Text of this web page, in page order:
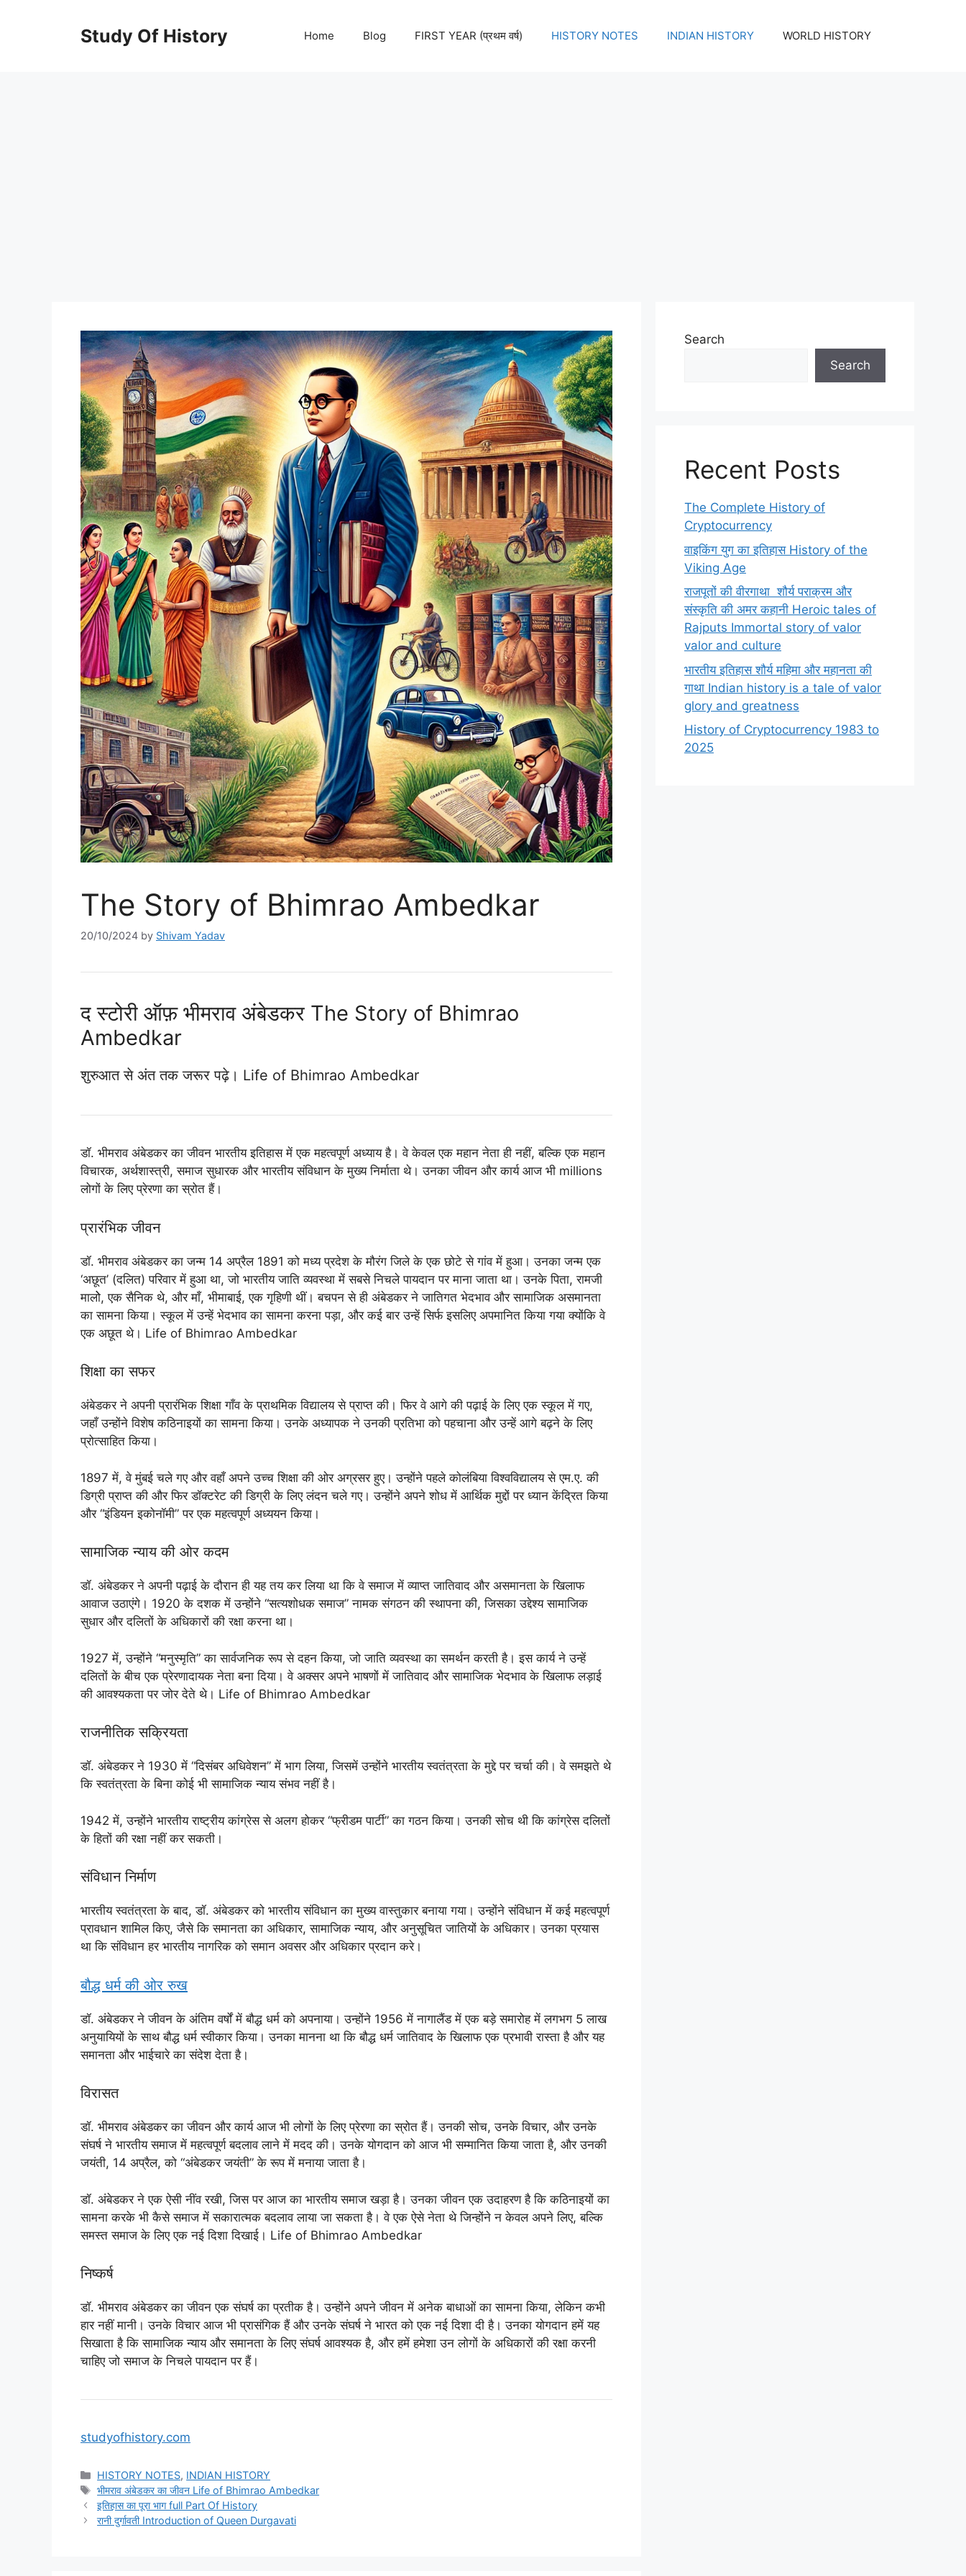
Study Of History Home Blog FIRST YEAR (प्रथम वर्ष) HISTORY NOTES INDIAN HISTORY WORLD HISTORY
The Story of Bhimrao Ambedkar
20/10/2024 by Shivam Yadav
द स्टोरी ऑफ़ भीमराव अंबेडकर The Story of Bhimrao
Ambedkar
शुरुआत से अंत तक जरूर पढ़े। Life of Bhimrao Ambedkar
डॉ. भीमराव अंबेडकर का जीवन भारतीय इतिहास में एक महत्वपूर्ण अध्याय है। वे केवल एक महान नेता ही नहीं, बल्कि एक महान
विचारक, अर्थशास्त्री, समाज सुधारक और भारतीय संविधान के मुख्य निर्माता थे। उनका जीवन और कार्य आज भी millions
लोगों के लिए प्रेरणा का स्रोत हैं।
प्रारंभिक जीवन
डॉ. भीमराव अंबेडकर का जन्म 14 अप्रैल 1891 को मध्य प्रदेश के मौरंग जिले के एक छोटे से गांव में हुआ। उनका जन्म एक
‘अछूत’ (दलित) परिवार में हुआ था, जो भारतीय जाति व्यवस्था में सबसे निचले पायदान पर माना जाता था। उनके पिता, रामजी
मालोे, एक सैनिक थे, और माँ, भीमाबाई, एक गृहिणी थीं। बचपन से ही अंबेडकर ने जातिगत भेदभाव और सामाजिक असमानता
का सामना किया। स्कूल में उन्हें भेदभाव का सामना करना पड़ा, और कई बार उन्हें सिर्फ इसलिए अपमानित किया गया क्योंकि वे
एक अछूत थे। Life of Bhimrao Ambedkar
शिक्षा का सफर
अंबेडकर ने अपनी प्रारंभिक शिक्षा गाँव के प्राथमिक विद्यालय से प्राप्त की। फिर वे आगे की पढ़ाई के लिए एक स्कूल में गए,
जहाँ उन्होंने विशेष कठिनाइयों का सामना किया। उनके अध्यापक ने उनकी प्रतिभा को पहचाना और उन्हें आगे बढ़ने के लिए
प्रोत्साहित किया।
1897 में, वे मुंबई चले गए और वहाँ अपने उच्च शिक्षा की ओर अग्रसर हुए। उन्होंने पहले कोलंबिया विश्वविद्यालय से एम.ए. की
डिग्री प्राप्त की और फिर डॉक्टरेट की डिग्री के लिए लंदन चले गए। उन्होंने अपने शोध में आर्थिक मुद्दों पर ध्यान केंद्रित किया
और “इंडियन इकोनॉमी” पर एक महत्वपूर्ण अध्ययन किया।
सामाजिक न्याय की ओर कदम
डॉ. अंबेडकर ने अपनी पढ़ाई के दौरान ही यह तय कर लिया था कि वे समाज में व्याप्त जातिवाद और असमानता के खिलाफ
आवाज उठाएंगे। 1920 के दशक में उन्होंने “सत्यशोधक समाज” नामक संगठन की स्थापना की, जिसका उद्देश्य सामाजिक
सुधार और दलितों के अधिकारों की रक्षा करना था।
1927 में, उन्होंने “मनुस्मृति” का सार्वजनिक रूप से दहन किया, जो जाति व्यवस्था का समर्थन करती है। इस कार्य ने उन्हें
दलितों के बीच एक प्रेरणादायक नेता बना दिया। वे अक्सर अपने भाषणों में जातिवाद और सामाजिक भेदभाव के खिलाफ लड़ाई
की आवश्यकता पर जोर देते थे। Life of Bhimrao Ambedkar
राजनीतिक सक्रियता
डॉ. अंबेडकर ने 1930 में “दिसंबर अधिवेशन” में भाग लिया, जिसमें उन्होंने भारतीय स्वतंत्रता के मुद्दे पर चर्चा की। वे समझते थे
कि स्वतंत्रता के बिना कोई भी सामाजिक न्याय संभव नहीं है।
1942 में, उन्होंने भारतीय राष्ट्रीय कांग्रेस से अलग होकर “फ्रीडम पार्टी” का गठन किया। उनकी सोच थी कि कांग्रेस दलितों
के हितों की रक्षा नहीं कर सकती।
संविधान निर्माण
भारतीय स्वतंत्रता के बाद, डॉ. अंबेडकर को भारतीय संविधान का मुख्य वास्तुकार बनाया गया। उन्होंने संविधान में कई महत्वपूर्ण
प्रावधान शामिल किए, जैसे कि समानता का अधिकार, सामाजिक न्याय, और अनुसूचित जातियों के अधिकार। उनका प्रयास
था कि संविधान हर भारतीय नागरिक को समान अवसर और अधिकार प्रदान करे।
बौद्ध धर्म की ओर रुख
डॉ. अंबेडकर ने जीवन के अंतिम वर्षों में बौद्ध धर्म को अपनाया। उन्होंने 1956 में नागालैंड में एक बड़े समारोह में लगभग 5 लाख
अनुयायियों के साथ बौद्ध धर्म स्वीकार किया। उनका मानना था कि बौद्ध धर्म जातिवाद के खिलाफ एक प्रभावी रास्ता है और यह
समानता और भाईचारे का संदेश देता है।
विरासत
डॉ. भीमराव अंबेडकर का जीवन और कार्य आज भी लोगों के लिए प्रेरणा का स्रोत हैं। उनकी सोच, उनके विचार, और उनके
संघर्ष ने भारतीय समाज में महत्वपूर्ण बदलाव लाने में मदद की। उनके योगदान को आज भी सम्मानित किया जाता है, और उनकी
जयंती, 14 अप्रैल, को “अंबेडकर जयंती” के रूप में मनाया जाता है।
डॉ. अंबेडकर ने एक ऐसी नींव रखी, जिस पर आज का भारतीय समाज खड़ा है। उनका जीवन एक उदाहरण है कि कठिनाइयों का
सामना करके भी कैसे समाज में सकारात्मक बदलाव लाया जा सकता है। वे एक ऐसे नेता थे जिन्होंने न केवल अपने लिए, बल्कि
समस्त समाज के लिए एक नई दिशा दिखाई। Life of Bhimrao Ambedkar
निष्कर्ष
डॉ. भीमराव अंबेडकर का जीवन एक संघर्ष का प्रतीक है। उन्होंने अपने जीवन में अनेक बाधाओं का सामना किया, लेकिन कभी
हार नहीं मानी। उनके विचार आज भी प्रासंगिक हैं और उनके संघर्ष ने भारत को एक नई दिशा दी है। उनका योगदान हमें यह
सिखाता है कि सामाजिक न्याय और समानता के लिए संघर्ष आवश्यक है, और हमें हमेशा उन लोगों के अधिकारों की रक्षा करनी
चाहिए जो समाज के निचले पायदान पर हैं।
studyofhistory.com
Categories
HISTORY NOTES, INDIAN HISTORY
Tags
भीमराव अंबेडकर का जीवन Life of Bhimrao Ambedkar
इतिहास का पूरा भाग full Part Of History
रानी दुर्गावती Introduction of Queen Durgavati
Search
Search
Recent Posts
The Complete History of
Cryptocurrency
वाइकिंग युग का इतिहास History of the
Viking Age
राजपूतों की वीरगाथा शौर्य पराक्रम और
संस्कृति की अमर कहानी Heroic tales of
Rajputs Immortal story of valor
valor and culture
भारतीय इतिहास शौर्य महिमा और महानता की
गाथा Indian history is a tale of valor
glory and greatness
History of Cryptocurrency 1983 to
2025